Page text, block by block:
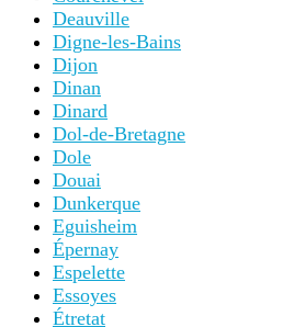
Deauville
Digne-les-Bains
Dijon
Dinan
Dinard
Dol-de-Bretagne
Dole
Douai
Dunkerque
Eguisheim
Épernay
Espelette
Essoyes
Étretat